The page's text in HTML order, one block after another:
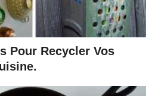
Pour Recycler Vos